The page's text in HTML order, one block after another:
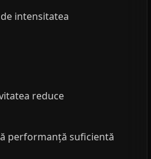
intensitatea
reduce
performanță suficientă